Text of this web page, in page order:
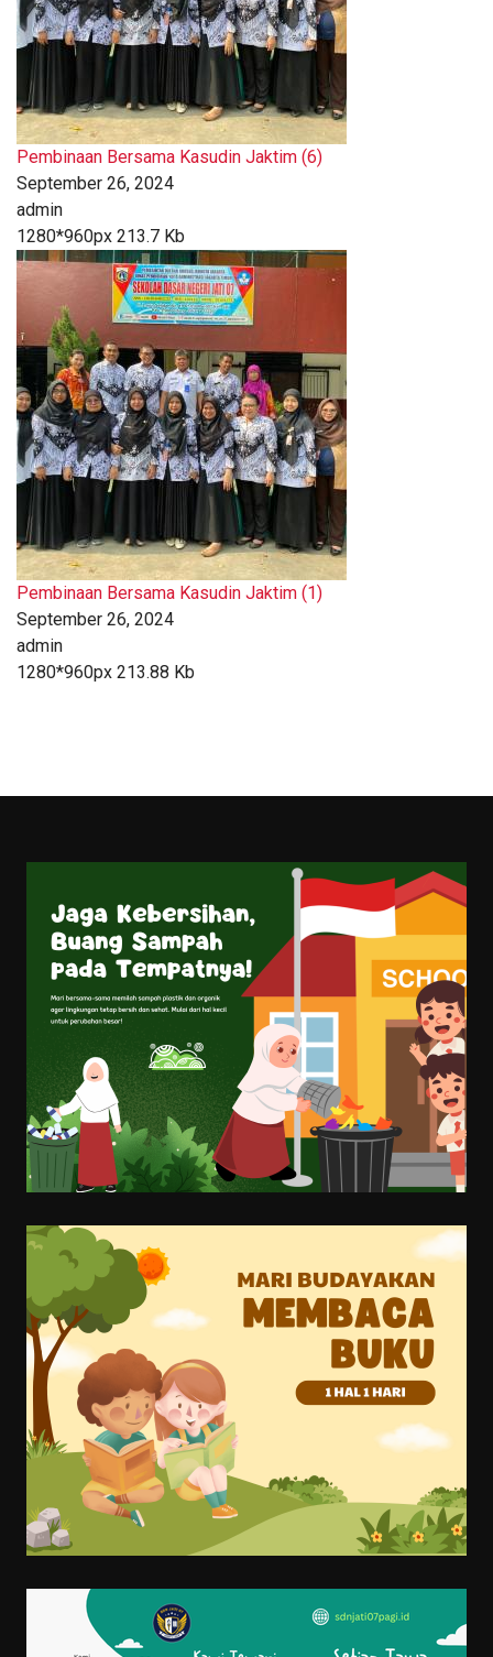
Pembinaan Bersama Kasudin Jaktim (6)
September 26, 2024
admin
1280*960px 213.7 Kb
Pembinaan Bersama Kasudin Jaktim (1)
September 26, 2024
admin
1280*960px 213.88 Kb